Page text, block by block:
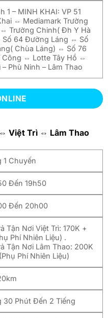
1 – MINH KHAI: VP 51
⇔ Mediamark Trường
Trường Chinh( Đh Y Hà
64 Đường Láng ⇔ Số
Chùa Láng) ⇔ Số 76
Công ⇔ Lotte Tây Hồ ⇔
– Phù Ninh – Lâm Thao
Việt Trì ⇔ Lâm Thao
1 Chuyến
Đến 19h50
Đến 20h00
Tận Nơi Việt Trì: 170K +
Phí Nhiên Liệu) .
Tận Nơi Lâm Thao: 200K
Phí Nhiên Liệu)
30 Phút Đến 2 Tiếng